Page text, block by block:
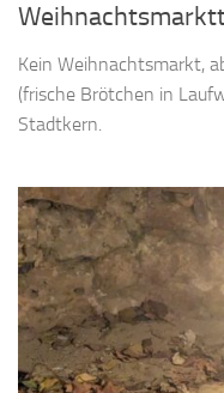
Kein Weihnachtsmarkt,
(frische Brötchen in
Stadtkern.